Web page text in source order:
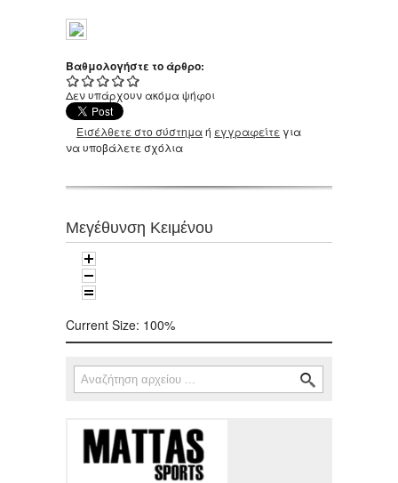
Βαθμολογήστε το άρθρο:
Δεν υπάρχουν ακόμα ψήφοι
Εισέλθετε στο σύστημαή εγγραφείτε για
να υποβάλετε σχόλια
Μεγέθυνση Κειμένου
Current Size: 100%
Φόρμα αναζήτησης
Αναζήτηση